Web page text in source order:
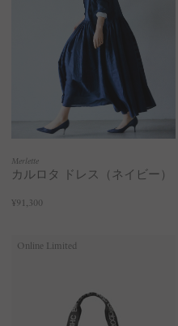
Merlette
カルロタ ドレス（ネイビー）
¥91,300
Online Limited